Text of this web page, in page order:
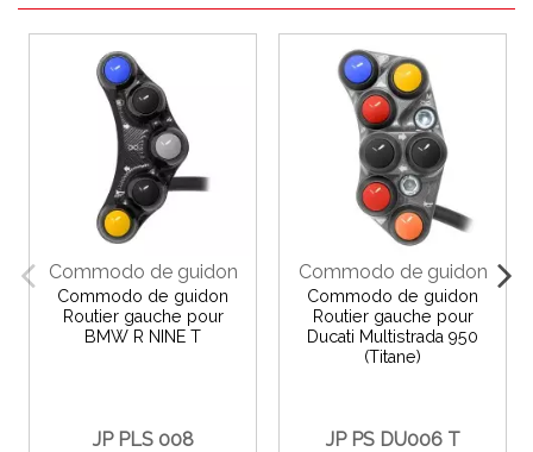
Commodo de guidon
Commodo de guidon
Routier gauche pour
BMW R NINE T
JP PLS 008
Commodo de guidon
Commodo de guidon
Routier gauche pour
Ducati Multistrada 950
(Titane)
JP PS DU006 T